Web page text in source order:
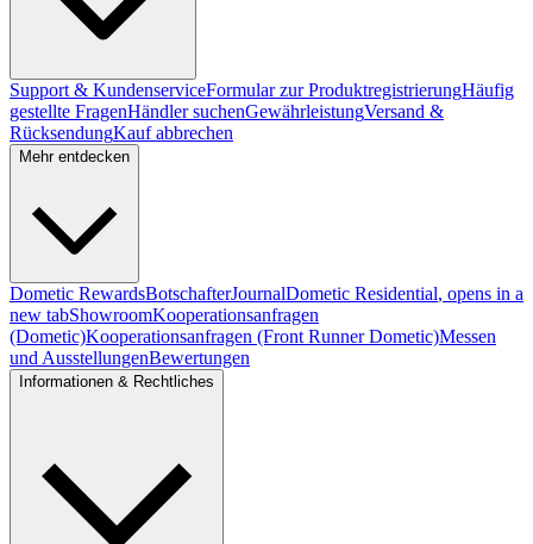
Support & KundenserviceFormular zur ProduktregistrierungHäufig
gestellte FragenHändler suchenGewährleistungVersand &
RücksendungKauf abbrechen
Mehr entdecken
Dometic RewardsBotschafterJournalDometic Residential, opens in a
new tabShowroomKooperationsanfragen
(Dometic)Kooperationsanfragen (Front Runner Dometic)Messen
und AusstellungenBewertungen
Informationen & Rechtliches